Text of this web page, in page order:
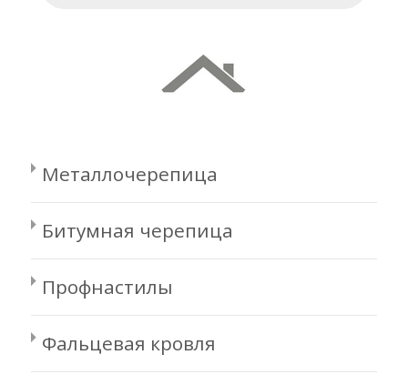
Металлочерепица
Битумная черепица
Профнастилы
Фальцевая кровля